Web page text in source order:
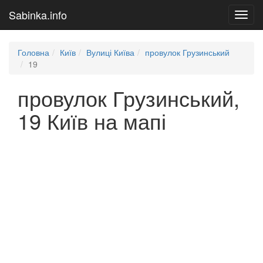
Sabinka.info
Головна Київ Вулиці Київа
провулок Грузинський
19
провулок Грузинський,
19 Київ на мапі